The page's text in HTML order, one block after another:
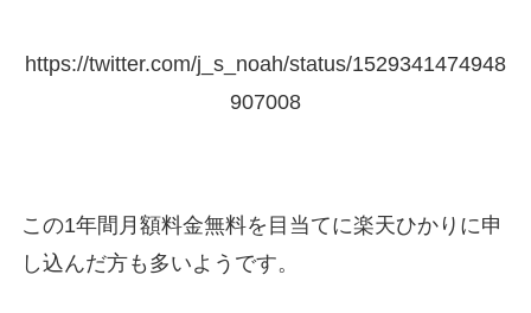
https://twitter.com/j_s_noah/status/1529341474948
907008
この1年間月額料金無料を目当てに楽天ひかりに申
し込んだ方も多いようです。